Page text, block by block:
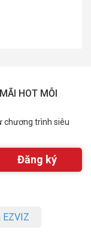
HOT MỖI
chương trình siêu
EZVIZ